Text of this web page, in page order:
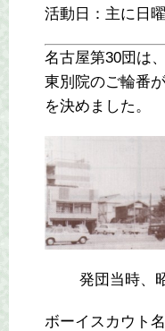
活動日：主に日
名古屋第30団は
東別院のご輪番
を決めました。
発団当時、
ボーイスカウト